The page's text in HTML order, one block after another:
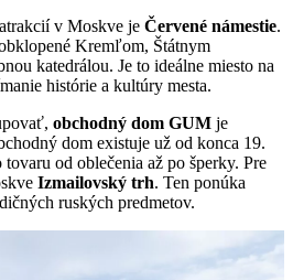
v Moskve je Červené námestie.
Kremľom, Štátnym
katedrálou. Je to ideálne miesto na
histórie a kultúry mesta.
obchodný dom GUM je
dom existuje už od konca 19.
od oblečenia až po šperky. Pre
Izmailovský trh. Ten ponúka
ruských predmetov.